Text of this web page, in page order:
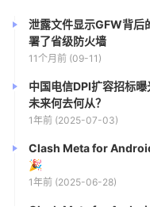
泄露文件显示GFW背后
署了省级防火墙
11个月前 (09-11)
中国电信DPI扩容招标曝
未来何去何从？
1年前 (2025-07-03)
Clash Meta for Android
🎉
1年前 (2025-06-28)